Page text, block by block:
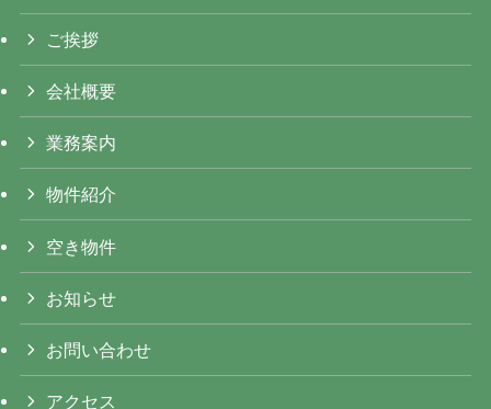
ご挨拶
会社概要
業務案内
物件紹介
空き物件
お知らせ
お問い合わせ
アクセス